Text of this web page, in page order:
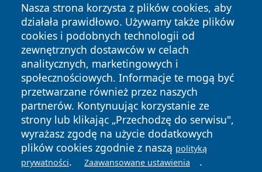
Nasza strona korzysta z plików cookies, aby
działała prawidłowo. Używamy także plików
cookies i podobnych technologii od
zewnętrznych dostawców w celach
analitycznych, marketingowych i
społecznościowych. Informacje te mogą być
przetwarzane również przez naszych
partnerów. Kontynuując korzystanie ze
strony lub klikając „Przechodzę do serwisu",
wyrażasz zgodę na użycie dodatkowych
plików cookies zgodnie z naszą polityką
prywatności. Zaawansowane ustawienia .
Copyright © 2026 jastrzebienews.pl Wszystkie prawa
zastrzeżone.
News Autorzy
Polityka
Polityka